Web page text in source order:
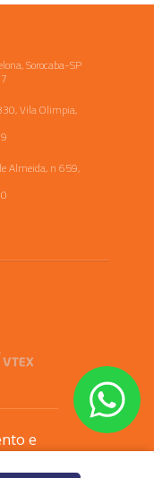
Sorocaba-SP
Vila Olimpia,
Almeida, n 659,
e